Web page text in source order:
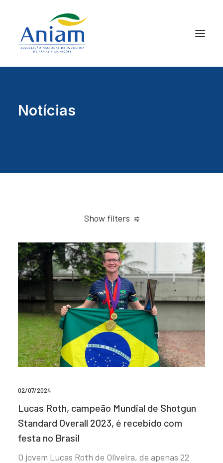
Notícias
Show filters
02/07/2024
Lucas Roth, campeão Mundial de Shotgun
Standard Overall 2023, é recebido com
festa no Brasil
O jovem Lucas Roth de Oliveira, de apenas 22